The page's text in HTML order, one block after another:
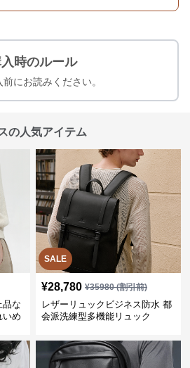
時のルール
にお読みください。
の人気アイテム
品な
いめ
SALE
¥28,780 ¥35980(割引前)
レザーリュックビジネス防水 都
会派洗練型多機能リュック